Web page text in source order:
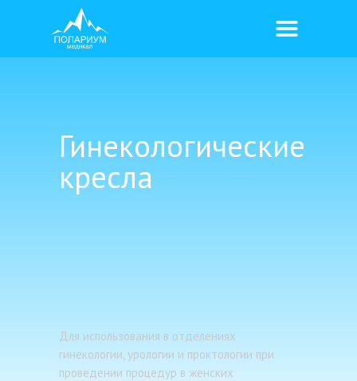
Гинекологические
кресла
Для использования в отделениях
гинекологии, урологии и проктологии при
проведении процедур в женских